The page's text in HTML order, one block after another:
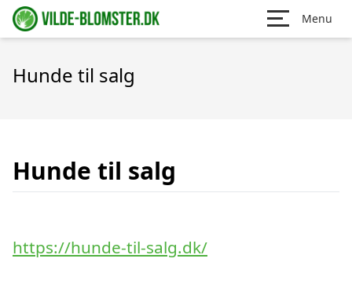
Menu
Hunde til salg
Hunde til salg
https://hunde-til-salg.dk/